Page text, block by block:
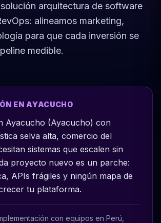
arquitectura de software
alineamos marketing,
para que cada inversión se
medible.
EN AYACUCHO
Ayacucho (Ayacucho) con
selva alta, comercio del
sistemas que escalen sin
proyecto nuevo es un parche:
APIs frágiles y ningún mapa de
tu plataforma.
con equipos en Perú,